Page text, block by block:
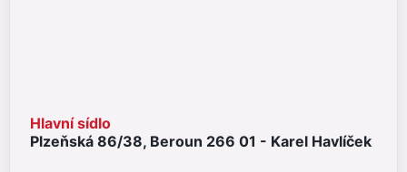
Hlavní sídlo
Plzeňská 86/38, Beroun 266 01 - Karel Havlíček